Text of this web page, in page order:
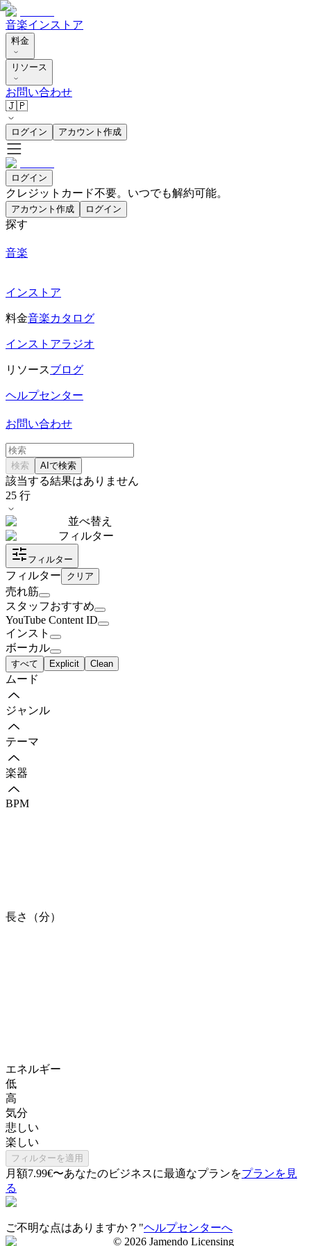
音楽インストア
料金
リソース
お問い合わせ
🇯🇵
ログイン アカウント作成
ログイン
クレジットカード不要。いつでも解約可能。
アカウント作成 ログイン
探す
音楽
インストア
料金音楽カタログ
インストアラジオ
リソースブログ
ヘルプセンター
お問い合わせ
検索 AIで検索
該当する結果はありません
25 行
並べ替え
フィルター
フィルター
フィルター クリア
売れ筋
スタッフおすすめ
YouTube Content ID
インスト
ボーカル
すべて Explicit Clean
ムード
ジャンル
テーマ
楽器
BPM
長さ（分）
エネルギー
低
高
気分
悲しい
楽しい
フィルターを適用
月額7.99€〜あなたのビジネスに最適なプランをプランを見
る
ご不明な点はありますか？"ヘルプセンターへ
© 2026 Jamendo Licensing